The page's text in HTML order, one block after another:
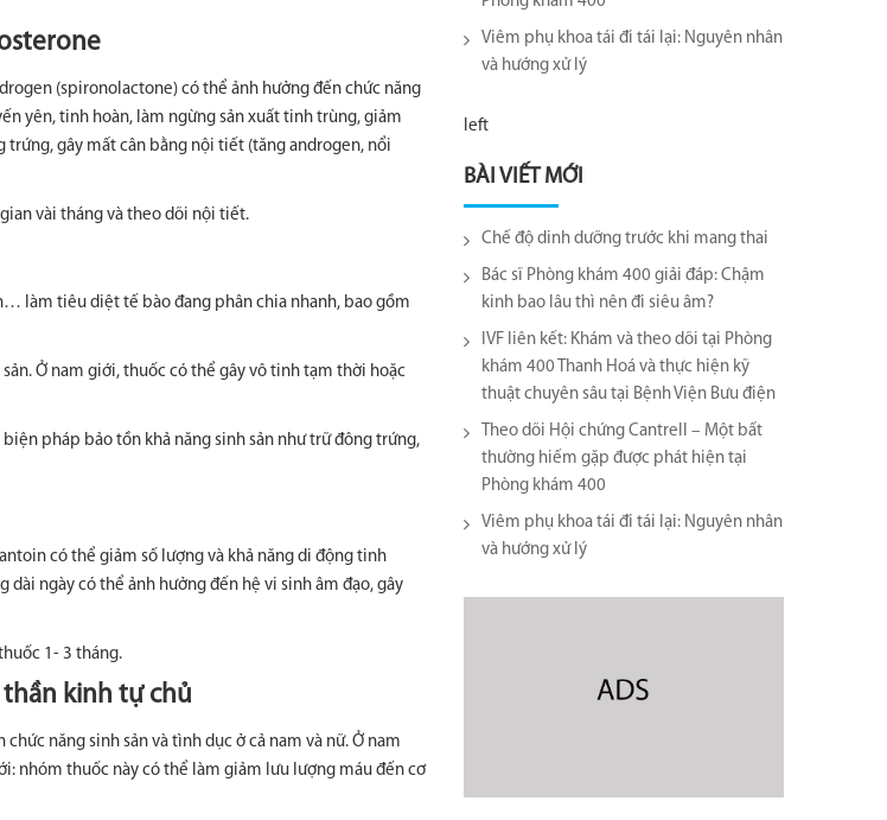
(spironolactone) có thể ảnh hưởng đến chức năng
yên, tinh hoàn, làm ngừng sản xuất tinh trùng, giảm
trứng, gây mất cân bằng nội tiết (tăng androgen, nổi
vài tháng và theo dõi nội tiết.
làm tiêu diệt tế bào đang phân chia nhanh, bao gồm
Ở nam giới, thuốc có thể gây vô tinh tạm thời hoặc
pháp bảo tồn khả năng sinh sản như trữ đông trứng,
có thể giảm số lượng và khả năng di động tinh
ngày có thể ảnh hưởng đến hệ vi sinh âm đạo, gây
1- 3 tháng.
kinh tự chủ
năng sinh sản và tình dục ở cả nam và nữ. Ở nam
nhóm thuốc này có thể làm giảm lưu lượng máu đến cơ
Viêm phụ khoa tái đi tái lại​: Nguyên nhân
và hướng xử lý
left
BÀI VIẾT MỚI
Chế độ dinh dưỡng trước khi mang thai
Bác sĩ Phòng khám 400 giải đáp: Chậm
kinh bao lâu thì nên đi siêu âm?
IVF liên kết: Khám và theo dõi tại Phòng
khám 400 Thanh Hoá và thực hiện kỹ
thuật chuyên sâu tại Bệnh Viện Bưu điện
Theo dõi Hội chứng Cantrell – Một bất
thường hiếm gặp được phát hiện tại
Phòng khám 400
Viêm phụ khoa tái đi tái lại​: Nguyên nhân
và hướng xử lý